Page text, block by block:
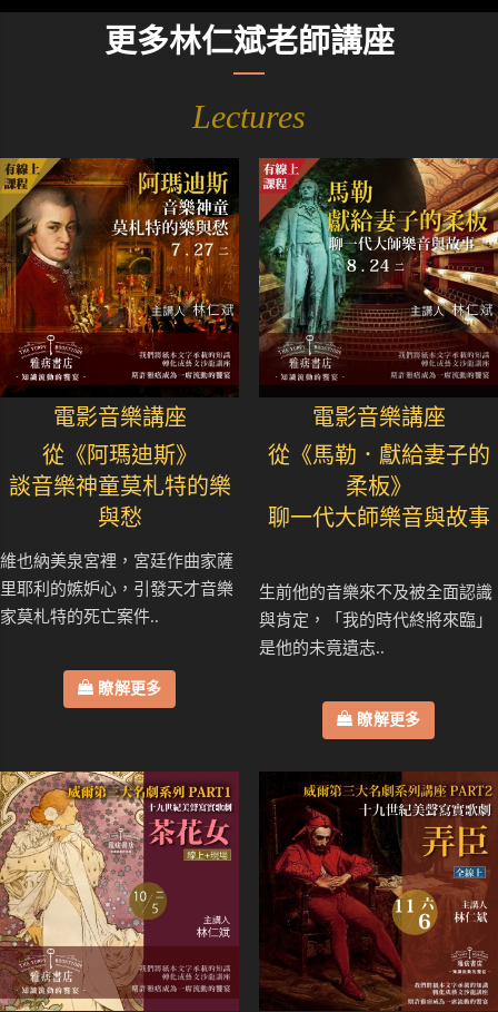
更多林仁斌老師講座
Lectures
電影音樂講座
從《阿瑪迪斯》
談音樂神童莫札特的樂
與愁
維也納美泉宮裡，宮廷作曲家薩
里耶利的嫉妒心，引發天才音樂
家莫札特的死亡案件..
瞭解更多
電影音樂講座
從《馬勒．獻給妻子的
柔板》
聊一代大師樂音與故事
生前他的音樂來不及被全面認識
與肯定，「我的時代終將來臨」
是他的未竟遺志..
瞭解更多